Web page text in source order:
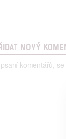
NOVÝ
komentářů, se